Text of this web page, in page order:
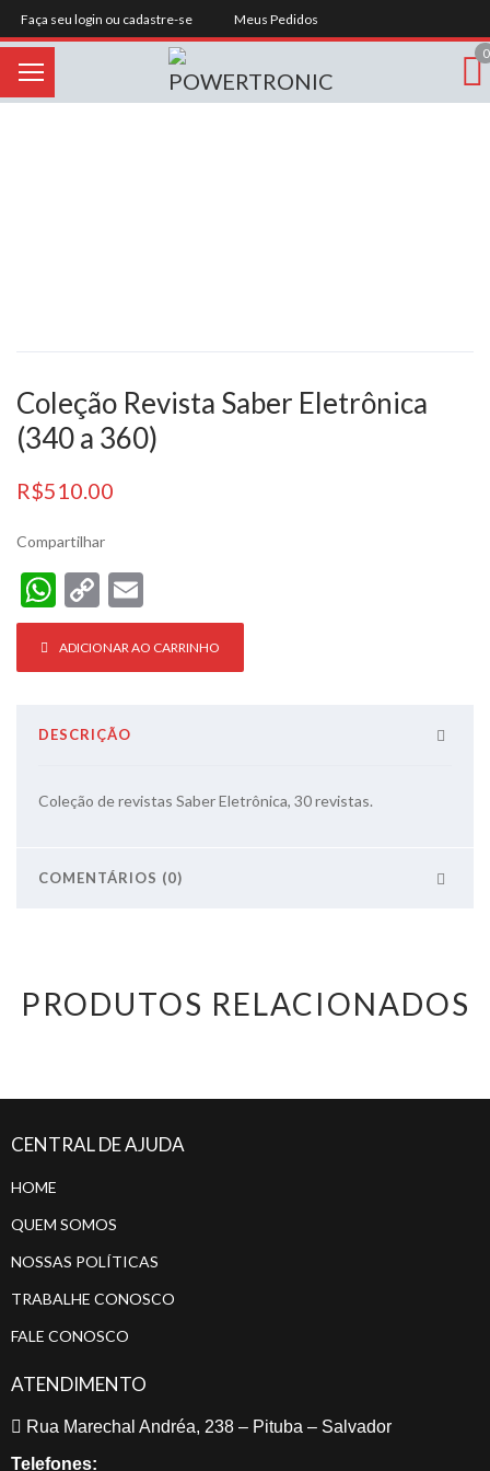
Faça seu login ou cadastre-se Meus Pedidos
0
Coleção Revista Saber Eletrônica
(340 a 360)
R$510.00
ADICIONAR AO CARRINHO
Compartilhar
WhatsApp
Copy
Link
DESCRIÇÃO
Coleção de revistas Saber Eletrônica, 30 revistas.
COMENTÁRIOS (0)
PRODUTOS RELACIONADOS
CENTRAL DE AJUDA
HOME
QUEM SOMOS
NOSSAS POLÍTICAS
TRABALHE CONOSCO
FALE CONOSCO
ATENDIMENTO
Rua Marechal Andréa, 238 – Pituba – Salvador
Telefones: